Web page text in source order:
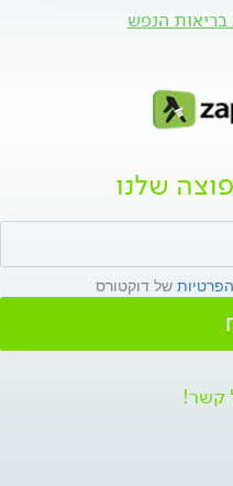
הנפש
שלנו
של דוקטורס
קשר!